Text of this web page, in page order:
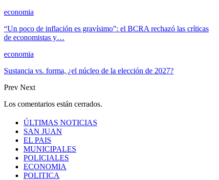
economia
“Un poco de inflación es gravísimo”: el BCRA rechazó las críticas
de economistas y…
economia
Sustancia vs. forma, ¿el núcleo de la elección de 2027?
Prev Next
Los comentarios están cerrados.
ÚLTIMAS NOTICIAS
SAN JUAN
EL PAIS
MUNICIPALES
POLICIALES
ECONOMIA
POLITICA